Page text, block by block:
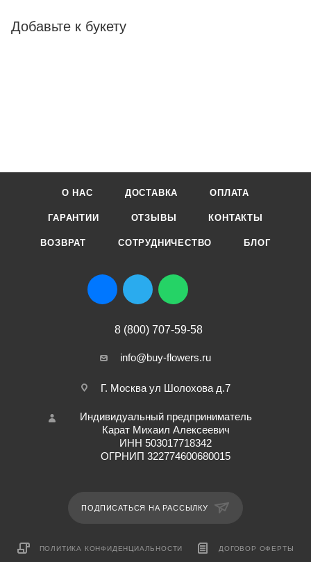
Добавьте к букету
О НАС ДОСТАВКА ОПЛАТА
ГАРАНТИИ ОТЗЫВЫ КОНТАКТЫ
ВОЗВРАТ СОТРУДНИЧЕСТВО БЛОГ
8 (800) 707-59-58
info@buy-flowers.ru
Г. Москва ул Шолохова д.7
Индивидуальный предприниматель
Карат Михаил Алексеевич
ИНН 503017718342
ОГРНИП 322774600680015
ПОДПИСАТЬСЯ НА РАССЫЛКУ
ПОЛИТИКА КОНФИДЕНЦИАЛЬНОСТИ ДОГОВОР ОФЕРТЫ